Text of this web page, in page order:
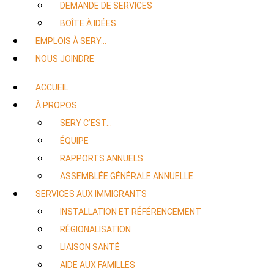
DEMANDE DE SERVICES
BOÎTE À IDÉES
EMPLOIS À SERY…
NOUS JOINDRE
ACCUEIL
À PROPOS
SERY C’EST…
ÉQUIPE
RAPPORTS ANNUELS
ASSEMBLÉE GÉNÉRALE ANNUELLE
SERVICES AUX IMMIGRANTS
INSTALLATION ET RÉFÉRENCEMENT
RÉGIONALISATION
LIAISON SANTÉ
AIDE AUX FAMILLES